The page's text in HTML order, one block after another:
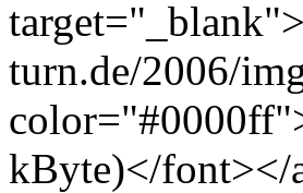
turn.de/2006/
kByte)</font></